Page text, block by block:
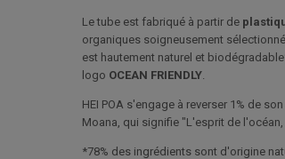
Le tube est fabriqué à partir de
organiques soigneusement
est hautement naturel et
logo OCEAN FRIENDLY
HEI POA s'engage à reverser 1% de
Moana, qui signifie "L'esprit de
*78% des ingrédients sont d'origine